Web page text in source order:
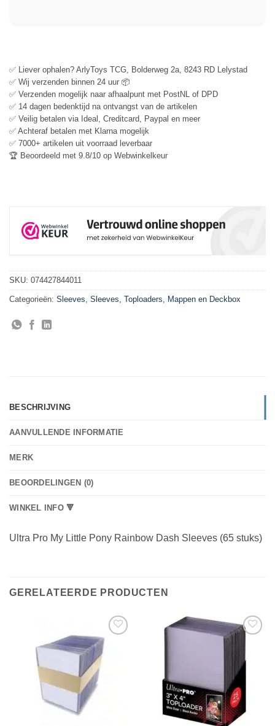
✅ Liever ophalen? ArlyToys TCG, Bolderweg 2a, 8243 RD Lelystad
✅ Wij verzenden binnen 24 uur 📦
✅ Verzenden mogelijk naar afhaalpunt met PostNL of DPD
✅ 14 dagen bedenktijd na ontvangst van de artikelen
✅ Veilig betalen via Ideal, Creditcard, Paypal en meer
✅ Achteraf betalen met Klarna mogelijk
✅ 7000+ artikelen uit voorraad leverbaar
🏆 Beoordeeld met 9.8/10 op Webwinkelkeur
SKU: 074427844011
Categorieën: Sleeves, Sleeves, Toploaders, Mappen en Deckbox
BESCHRIJVING
AANVULLENDE INFORMATIE
MERK
BEOORDELINGEN (0)
WINKEL INFO 🔻
Ultra Pro My Little Pony Rainbow Dash Sleeves (65 stuks)
GERELATEERDE PRODUCTEN